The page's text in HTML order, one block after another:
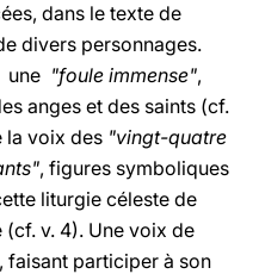
dans le texte de
divers personnages.
une "foule immense",
anges et des saints (cf.
la voix des "vingt-quatre
, figures symboliques
liturgie céleste de
v. 4). Une voix de
faisant participer à son